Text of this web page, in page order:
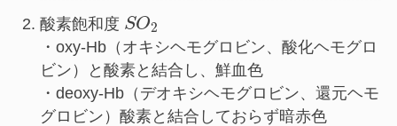
酸素飽和度 SO2
・oxy-Hb（オキシヘモグロビン、酸化ヘモグロ
ビン）と酸素と結合し、鮮血色
・deoxy-Hb（デオキシヘモグロビン、還元ヘモ
グロビン）酸素と結合しておらず暗赤色